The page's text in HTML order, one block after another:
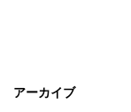
アーカイブ